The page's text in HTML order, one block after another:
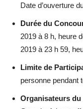
Date d’ouverture
Durée du
2019 à 8 h, heure
2019 à 23 h 59,
Limite de
personne pendant
Organisateurs